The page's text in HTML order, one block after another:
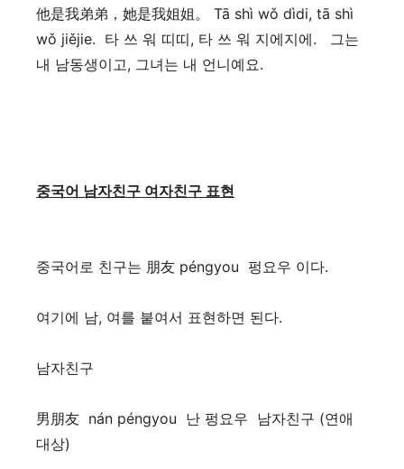
他是我弟弟，她是我姐姐。 Tā shì wǒ dìdi, tā shì
wǒ jiějie. 타 쓰 워 띠띠, 타 쓰 워 지에지에. 그는
내 남동생이고, 그녀는 내 언니예요.
중국어 남자친구 여자친구 표현
중국어로 친구는 朋友 péngyou 펑요우 이다.
여기에 남, 여를 붙여서 표현하면 된다.
남자친구
男朋友 nán péngyou 난 펑요우 남자친구 (연애
대상)